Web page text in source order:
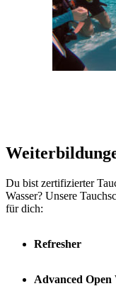
Du bist zertifizierter
Wasser? Unsere
für dich:
Refresher
Advanced